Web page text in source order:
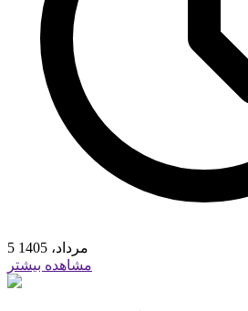
5 مرداد، 1405
مشاهده بیشتر